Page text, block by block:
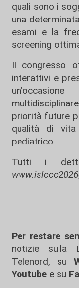
quali sono i
una
esami e la
screening
Il congresso
interattivi e
priorità future
qualità di
pediatrico.
Tutti i
Per restare
notizie sulla
Telenord, su
Youtube e su